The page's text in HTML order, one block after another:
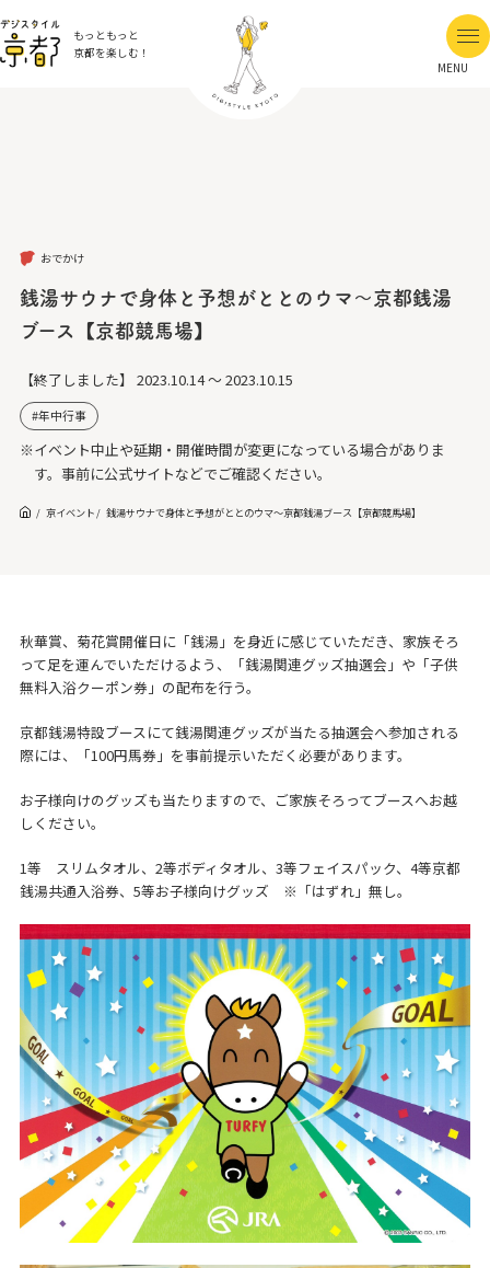
もっともっと
京都を楽しむ！
MENU
おでかけ
銭湯サウナで身体と予想がととのウマ～京都銭湯
ブース【京都競馬場】
【終了しました】 2023.10.14 ～ 2023.10.15
年中行事
※イベント中止や延期・開催時間が変更になっている場合がありま
す。事前に公式サイトなどでご確認ください。
京イベント 銭湯サウナで身体と予想がととのウマ～京都銭湯ブース【京都競馬場】
秋華賞、菊花賞開催日に「銭湯」を身近に感じていただき、家族そろ
って足を運んでいただけるよう、「銭湯関連グッズ抽選会」や「子供
無料入浴クーポン券」の配布を行う。
京都銭湯特設ブースにて銭湯関連グッズが当たる抽選会へ参加される
際には、「100円馬券」を事前提示いただく必要があります。
お子様向けのグッズも当たりますので、ご家族そろってブースへお越
しください。
1等 スリムタオル、2等ボディタオル、3等フェイスパック、4等京都
銭湯共通入浴券、5等お子様向けグッズ ※「はずれ」無し。